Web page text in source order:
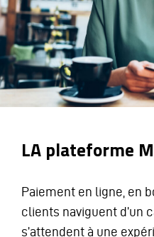
LA plateforme
Paiement en ligne, en
clients naviguent d’un
s’attendent à une